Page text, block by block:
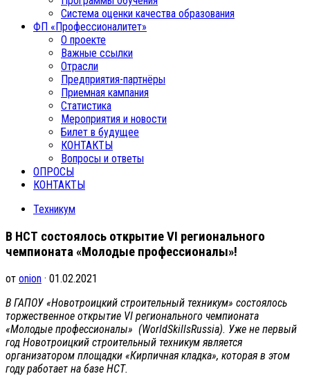
Система оценки качества образования
ФП «Профессионалитет»
О проекте
Важные ссылки
Отрасли
Предприятия-партнёры
Приемная кампания
Статистика
Мероприятия и новости
Билет в будущее
КОНТАКТЫ
Вопросы и ответы
ОПРОСЫ
КОНТАКТЫ
Техникум
В НСТ состоялось открытие VI регионального
чемпионата «Молодые профессионалы»!
от onion · 01.02.2021
В ГАПОУ «Новотроицкий строительный техникум» состоялось
торжественное открытие VI регионального чемпионата
«Молодые профессионалы» (WorldSkillsRussia). Уже не первый
год Новотроицкий строительный техникум является
организатором площадки «Кирпичная кладка», которая в этом
году работает на базе НСТ.